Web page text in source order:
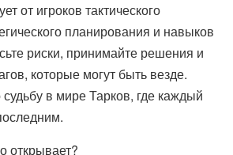
от игроков тактического
планирования и навыков
риски, принимайте решения и
которые могут быть везде.
в мире Тарков, где каждый
открывает?